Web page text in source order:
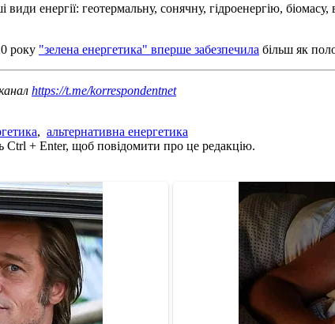
енергії: геотермальну, сонячну, гідроенергію,
року "зелена енергетика" вперше забезпечила більш як
https://t.me/korrespondentnet
, альтернативна енергетика
Ctrl + Enter, щоб повідомити про це редакцію.